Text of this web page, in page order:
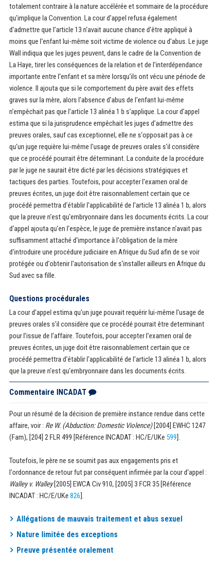
totalement contraire à la nature accélérée et sommaire de la procédure
qu'implique la Convention. La cour d'appel refusa également
d'admettre que l'article 13 n'avait aucune chance d'être appliqué à
moins que l'enfant lui-même soit victime de violence ou d'abus. Le juge
Wall indiqua que les juges peuvent, dans le cadre de la Convention de
La Haye, tirer les conséquences de la relation et de l'interdépendance
importante entre l'enfant et sa mère lorsqu'ils ont vécu une période de
violence. Il ajouta que si le comportement du père avait des effets
graves sur la mère, alors l'absence d'abus de l'enfant lui-même
n'empêchait pas que l'article 13 alinéa 1 b s'applique. La cour d'appel
estima que si la jurisprudence empêchait les juges d'admettre des
preuves orales, sauf cas exceptionnel, elle ne s'opposait pas à ce
qu'un juge requière lui-même l'usage de preuves orales s'il considère
que ce procédé pourrait être déterminant. La conduite de la procédure
par le juge ne saurait être dicté par les décisions stratégiques et
tactiques des parties. Toutefois, pour accepter l'examen oral de
preuves écrites, un juge doit être raisonnablement certain que ce
procédé permettra d'établir l'applicabilité de l'article 13 alinéa 1 b, alors
que la preuve n'est qu'embryonnaire dans les documents écrits. La cour
d'appel ajouta qu'en l'espèce, le juge de première instance n'avait pas
suffisamment attaché d'importance à l'obligation de la mère
d'introduire une procédure judiciaire en Afrique du Sud afin de se voir
protégée ou d'obtenir l'autorisation de s'installer ailleurs en Afrique du
Sud avec sa fille.
Questions procédurales
La cour d'appel estima qu'un juge pouvait requérir lui-même l'usage de
preuves orales s'il considère que ce procédé pourrait être determinant
pour l’issue de l’affaire. Toutefois, pour accepter l'examen oral de
preuves écrites, un juge doit être raisonnablement certain que ce
procédé permettra d'établir l'applicabilité de l'article 13 alinéa 1 b, alors
que la preuve n'est qu'embryonnaire dans les documents écrits.
Commentaire INCADAT
Pour un résumé de la décision de première instance rendue dans cette
affaire, voir : Re W. (Abduction: Domestic Violence)[2004] EWHC 1247
(Fam), [204] 2 FLR 499 [Référence INCADAT : HC/E/UKe 599].
Toutefois, le père ne se soumit pas aux engagements pris et
l'ordonnance de retour fut par conséquent infirmée par la cour d'appel :
Walley v. Walley[2005] EWCA Civ 910, [2005] 3 FCR 35 [Référence
INCADAT : HC/E/UKe 826].
Allégations de mauvais traitement et abus sexuel
Nature limitée des exceptions
Preuve présentée oralement